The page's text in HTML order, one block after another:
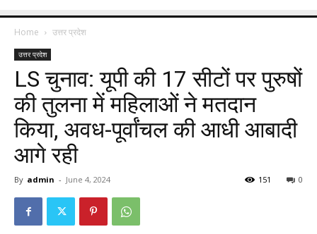
Home उत्तर प्रदेश
उत्तर प्रदेश
LS चुनाव: यूपी की 17 सीटों पर पुरुषों
की तुलना में महिलाओं ने मतदान
किया, अवध-पूर्वांचल की आधी आबादी
आगे रही
By admin - June 4, 2024 0
151